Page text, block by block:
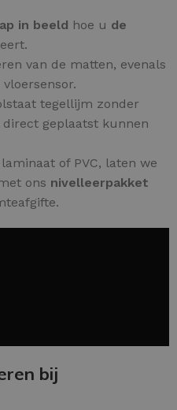
in beeld hoe u de
van de matten, evenals
tegellijm zonder
geplaatst kunnen
of PVC, laten we
ons nivelleerpakket
bij